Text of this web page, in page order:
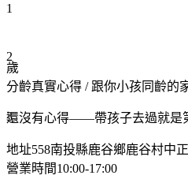
1
2
3
歲
分齡真實心得 / 跟你小孩同齡的
還沒有心得——帶孩子去過就是
地址558南投縣鹿谷鄉鹿谷村中
營業時間10:00-17:00